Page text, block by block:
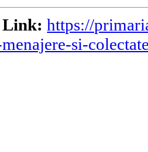
Link: https://
si-